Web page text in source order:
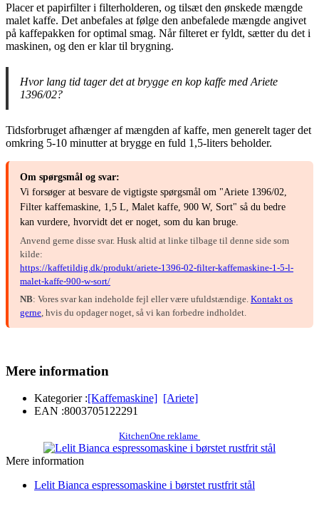
Placer et papirfilter i filterholderen, og tilsæt den ønskede mængde
malet kaffe. Det anbefales at følge den anbefalede mængde angivet
på kaffepakken for optimal smag. Når filteret er fyldt, sætter du det i
maskinen, og den er klar til brygning.
Hvor lang tid tager det at brygge en kop kaffe med Ariete
1396/02?
Tidsforbruget afhænger af mængden af kaffe, men generelt tager det
omkring 5-10 minutter at brygge en fuld 1,5-liters beholder.
Om spørgsmål og svar:
Vi forsøger at besvare de vigtigste spørgsmål om "Ariete 1396/02,
Filter kaffemaskine, 1,5 L, Malet kaffe, 900 W, Sort" så du bedre
kan vurdere, hvorvidt det er noget, som du kan bruge.
Anvend gerne disse svar. Husk altid at linke tilbage til denne side som
kilde:
https://kaffetildig.dk/produkt/ariete-1396-02-filter-kaffemaskine-1-5-l-
malet-kaffe-900-w-sort/
NB: Vores svar kan indeholde fejl eller være ufuldstændige. Kontakt os
gerne , hvis du opdager noget, så vi kan forbedre indholdet.
Mere information
Kategorier :[Kaffemaskine] [Ariete]
EAN :8003705122291
KitchenOne reklame
Mere information
Lelit Bianca espressomaskine i børstet rustfrit stål